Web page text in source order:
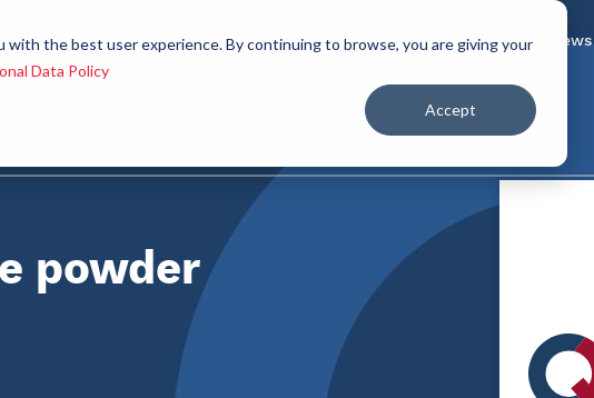
the best user experience. By continuing to browse, you are giving your
Data Policy
Accept
are
allies
markets
us
News
powder